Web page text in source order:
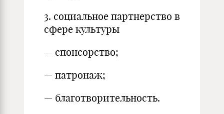
3. социальное партнерство в
сфере культуры
— спонсорство;
— патронаж;
— благотворительность.